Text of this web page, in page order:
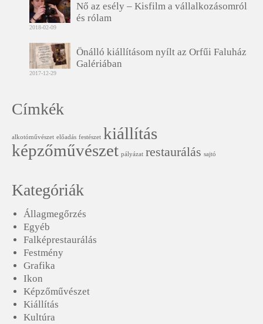
Nő az esély – Kisfilm a vállalkozásomról
és rólam
2018-02-09
Önálló kiállításom nyílt az Orfűi Faluház
Galériában
2017-12-29
Címkék
alkotóművészet előadás festészet kiállítás
képzőművészet pályázat restaurálás sajtó
Kategóriák
Állagmegőrzés
Egyéb
Falképrestaurálás
Festmény
Grafika
Ikon
Képzőművészet
Kiállítás
Kultúra